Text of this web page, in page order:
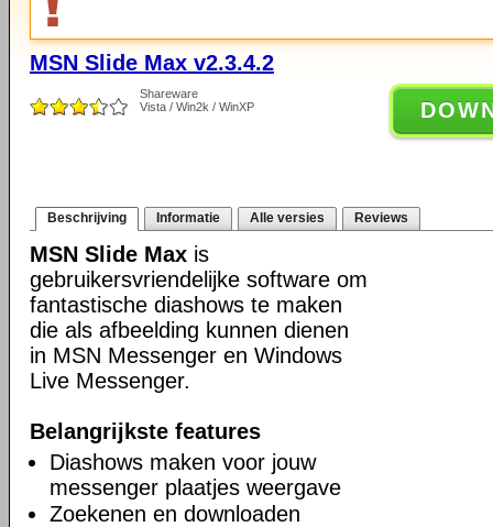
MSN Slide Max v2.3.4.2
Shareware
Vista / Win2k / WinXP
Beschrijving Informatie Alle versies Reviews
MSN Slide Max is
gebruikersvriendelijke software om
fantastische diashows te maken
die als afbeelding kunnen dienen
in MSN Messenger en Windows
Live Messenger.
Belangrijkste features
Diashows maken voor jouw
messenger plaatjes weergave
Zoekenen en downloaden